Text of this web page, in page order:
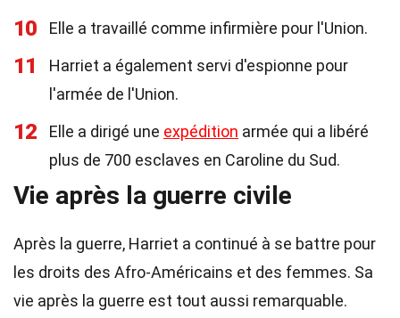
10 Elle a travaillé comme infirmière pour l'Union.
11
Harriet a également servi d'espionne pour
l'armée de l'Union.
12 Elle a dirigé une expédition armée qui a libéré
plus de 700 esclaves en Caroline du Sud.
Vie après la guerre civile
Après la guerre, Harriet a continué à se battre pour
les droits des Afro-Américains et des femmes. Sa
vie après la guerre est tout aussi remarquable.